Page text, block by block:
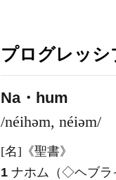
プログレッシ
Na・hum
/néihəm, néiəm/
[名] 《聖書》
1 ナホム（◇ヘブラ